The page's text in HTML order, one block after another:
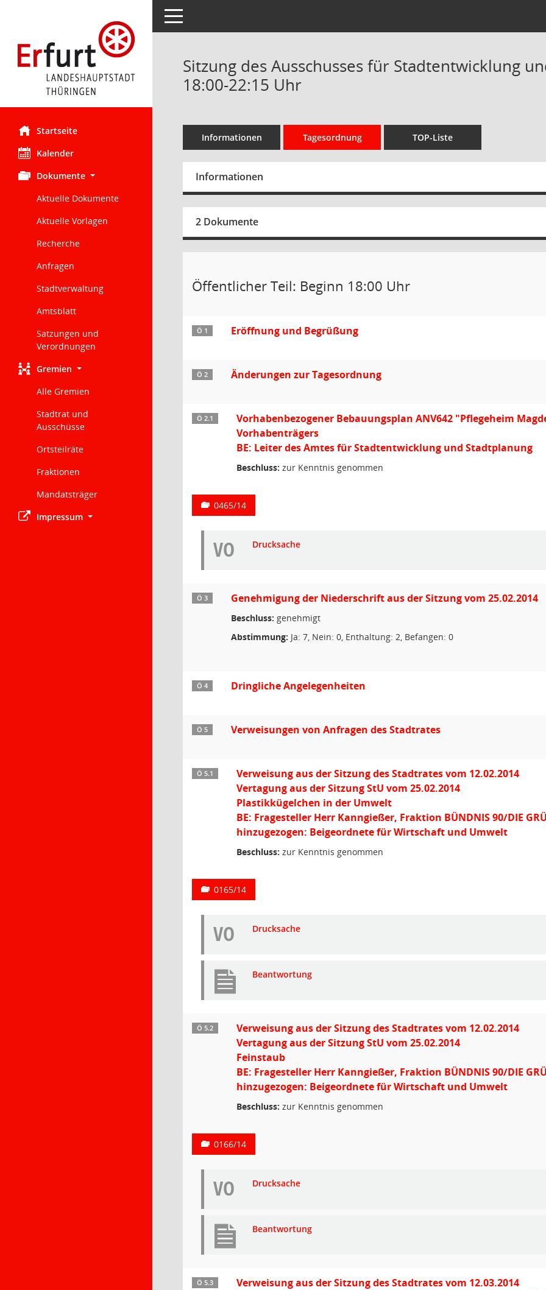
Startseite
Kalender
Dokumente
Aktuelle Dokumente
Aktuelle Vorlagen
Recherche
Anfragen
Stadtverwaltung
Amtsblatt
Satzungen und
Verordnungen
Gremien
Alle Gremien
Stadtrat und
Ausschüsse
Ortsteilräte
Fraktionen
Mandatsträger
Impressum
Toggle navigation
Sitzung des Ausschusses für Stadtentwicklung
18:00-22:15 Uhr
Informationen Tagesordnung TOP-Liste
Informationen
2 Dokumente
Öffentlicher Teil: Beginn 18:00 Uhr
Ö 1 Eröffnung und Begrüßung
Ö 2 Änderungen zur Tagesordnung
Ö 2.1
Vorhabenbezogener Bebauungsplan ANV642 "Pflegeheim
Vorhabenträgers
BE: Leiter des Amtes für Stadtentwicklung und Stadtplanung
Beschluss: zur Kenntnis genommen
0465/14
VO Drucksache
Ö 3 Genehmigung der Niederschrift aus der Sitzung vom 25.02.2014
Beschluss: genehmigt
Abstimmung: Ja: 7, Nein: 0, Enthaltung: 2, Befangen: 0
Ö 4 Dringliche Angelegenheiten
Ö 5 Verweisungen von Anfragen des Stadtrates
Ö 5.1
Verweisung aus der Sitzung des Stadtrates vom 12.02.2014
Vertagung aus der Sitzung StU vom 25.02.2014
Plastikkügelchen in der Umwelt
BE: Fragesteller Herr Kanngießer, Fraktion BÜNDNIS 90/DIE
hinzugezogen: Beigeordnete für Wirtschaft und Umwelt
Beschluss: zur Kenntnis genommen
0165/14
VO Drucksache
Beantwortung
Ö 5.2
Verweisung aus der Sitzung des Stadtrates vom 12.02.2014
Vertagung aus der Sitzung StU vom 25.02.2014
Feinstaub
BE: Fragesteller Herr Kanngießer, Fraktion BÜNDNIS 90/DIE
hinzugezogen: Beigeordnete für Wirtschaft und Umwelt
Beschluss: zur Kenntnis genommen
0166/14
VO Drucksache
Beantwortung
Ö 5.3
Verweisung aus der Sitzung des Stadtrates vom 12.03.2014